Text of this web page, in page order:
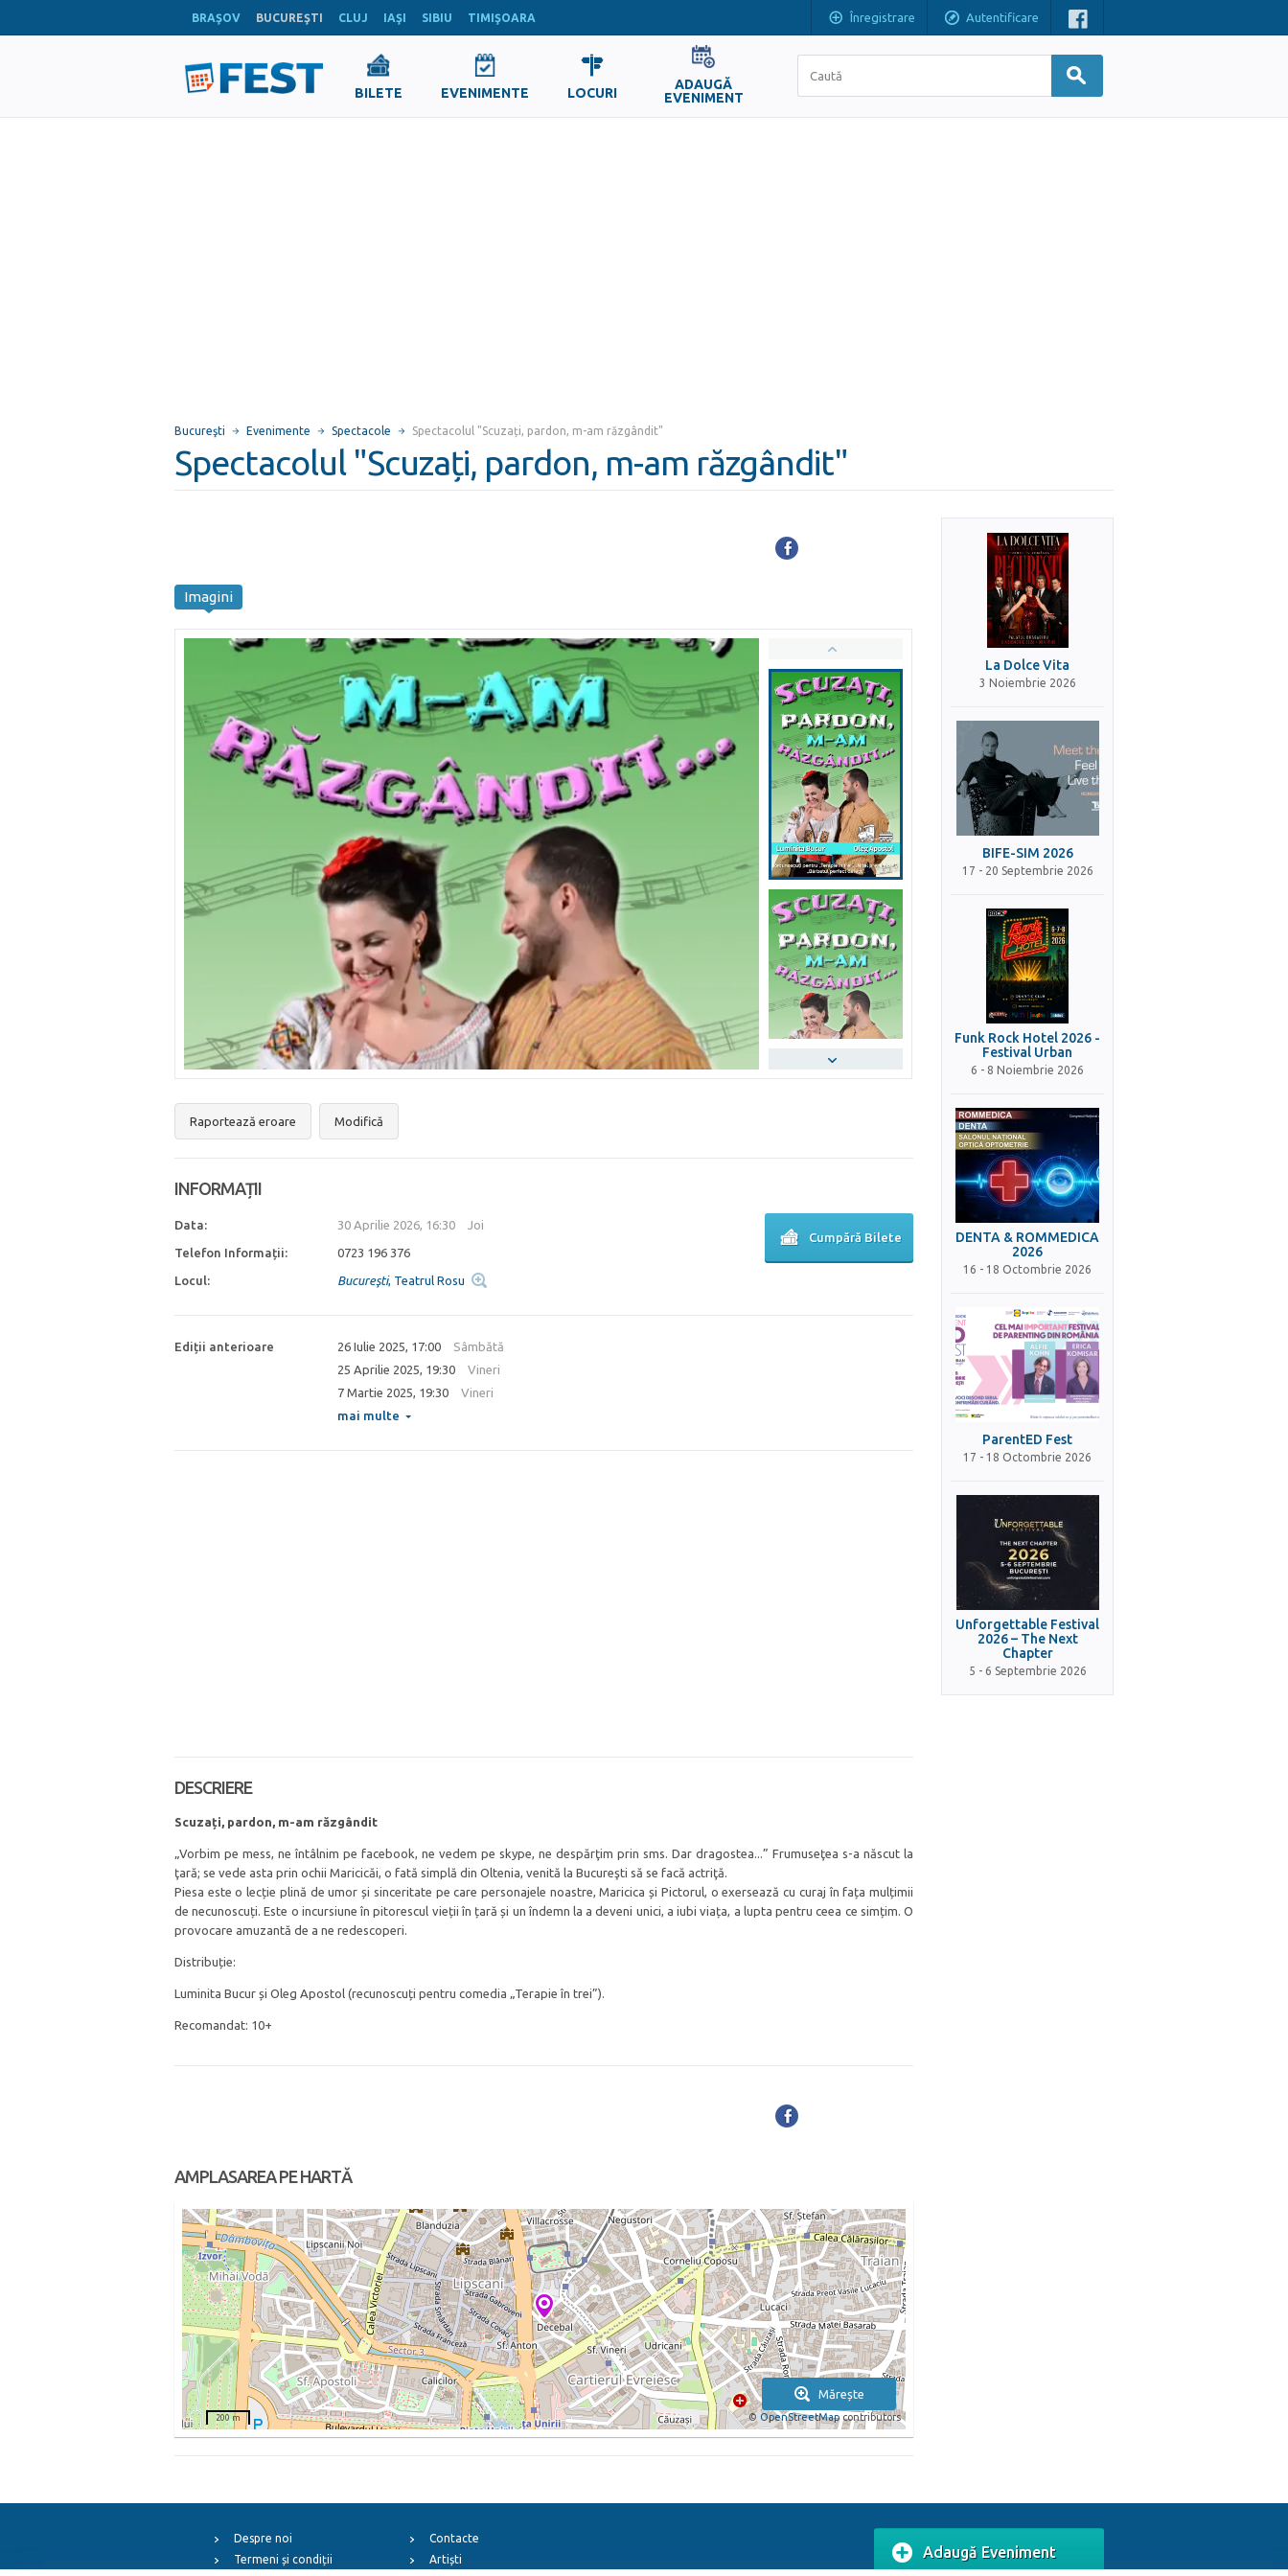
BRAŞOV BUCUREŞTI CLUJ IAŞI SIBIU TIMIŞOARA Înregistrare Autentificare
BILETE EVENIMENTE LOCURI
ADAUGĂ
EVENIMENT
Bucureşti Evenimente Spectacole Spectacolul "Scuzați, pardon, m-am răzgândit"
Spectacolul "Scuzați, pardon, m-am răzgândit"
Imagini
Raportează eroare Modifică
INFORMAȚII
Data: 30 Aprilie 2026, 16:30 Joi
Telefon Informații: 0723 196 376
Locul: Bucureşti, Teatrul Rosu
Cumpără Bilete
Ediții anterioare 26 Iulie 2025, 17:00
Sâmbătă
25 Aprilie 2025, 19:30
Vineri
7 Martie 2025, 19:30
Vineri
mai multe
DESCRIERE
Scuzați, pardon, m-am răzgândit
„Vorbim pe mess, ne întâlnim pe facebook, ne vedem pe skype, ne despărţim prin sms. Dar dragostea...” Frumuseţea s-a născut la
ţară; se vede asta prin ochii Maricicăi, o fată simplă din Oltenia, venită la Bucureşti să se facă actriţă.
Piesa este o lecție plină de umor și sinceritate pe care personajele noastre, Maricica și Pictorul, o exersează cu curaj în fața mulțimii
de necunoscuți. Este o incursiune în pitorescul vieții în țară și un îndemn la a deveni unici, a iubi viața, a lupta pentru ceea ce simțim. O
provocare amuzantă de a ne redescoperi.
Distribuție:
Luminita Bucur și Oleg Apostol (recunoscuți pentru comedia „Terapie în trei”).
Recomandat: 10+
AMPLASAREA PE HARTĂ
Mărește
© OpenStreetMapcontributors
200 m
La Dolce Vita
3 Noiembrie 2026
BIFE-SIM 2026
17 - 20 Septembrie 2026
Funk Rock Hotel 2026 -
Festival Urban
6 - 8 Noiembrie 2026
DENTA & ROMMEDICA
2026
16 - 18 Octombrie 2026
ParentED Fest
17 - 18 Octombrie 2026
Unforgettable Festival
2026 – The Next
Chapter
5 - 6 Septembrie 2026
Despre noi
Termeni și condiții
Contacte
Artiști
Adaugă Eveniment